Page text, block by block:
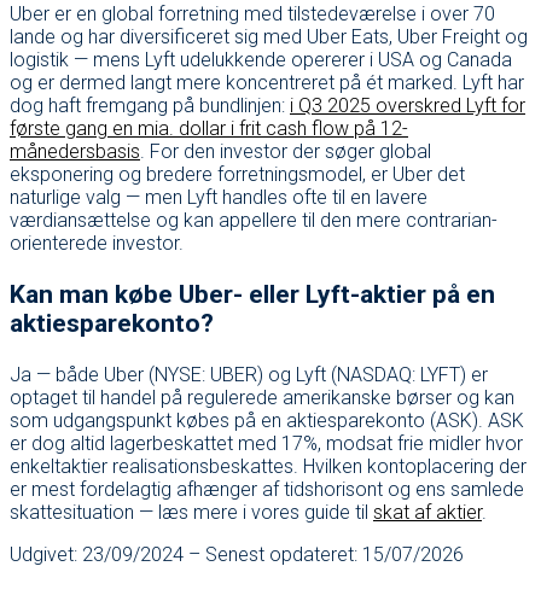
Uber er en global forretning med tilstedeværelse i over 70
lande og har diversificeret sig med Uber Eats, Uber Freight og
logistik — mens Lyft udelukkende opererer i USA og Canada
og er dermed langt mere koncentreret på ét marked. Lyft har
dog haft fremgang på bundlinjen: i Q3 2025 overskred Lyft for
første gang en mia. dollar i frit cash flow på 12-
månedersbasis. For den investor der søger global
eksponering og bredere forretningsmodel, er Uber det
naturlige valg — men Lyft handles ofte til en lavere
værdiansættelse og kan appellere til den mere contrarian-
orienterede investor.
Kan man købe Uber- eller Lyft-aktier på en
aktiesparekonto?
Ja — både Uber (NYSE: UBER) og Lyft (NASDAQ: LYFT) er
optaget til handel på regulerede amerikanske børser og kan
som udgangspunkt købes på en aktiesparekonto (ASK). ASK
er dog altid lagerbeskattet med 17%, modsat frie midler hvor
enkeltaktier realisationsbeskattes. Hvilken kontoplacering der
er mest fordelagtig afhænger af tidshorisont og ens samlede
skattesituation — læs mere i vores guide til skat af aktier.
Udgivet: 23/09/2024 – Senest opdateret: 15/07/2026